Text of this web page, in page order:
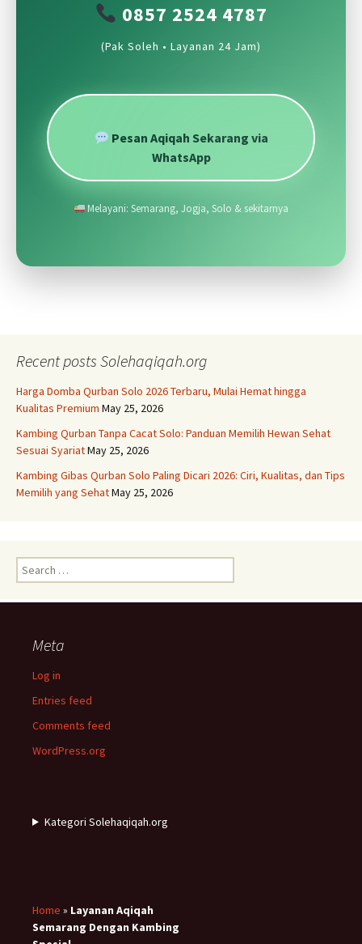
0857 2524 4787
(Pak Soleh • Layanan 24 Jam)
Pesan Aqiqah Sekarang via
WhatsApp
Melayani: Semarang, Jogja, Solo & sekitarnya
Recent posts Solehaqiqah.org
Harga Domba Qurban Solo 2026 Terbaru, Mulai Hemat hingga
Kualitas Premium May 25, 2026
Kambing Qurban Tanpa Cacat Solo: Panduan Memilih Hewan Sehat
Sesuai SyariatMay 25, 2026
Kambing Gibas Qurban Solo Paling Dicari 2026: Ciri, Kualitas, dan Tips
Memilih yang SehatMay 25, 2026
Search
for:
Meta
Log in
Entries feed
Comments feed
WordPress.org
Kategori Solehaqiqah.org
Home » Layanan Aqiqah
Semarang Dengan Kambing